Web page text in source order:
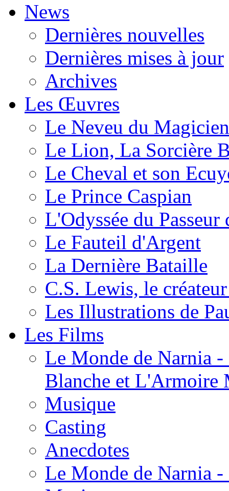
News
Dernières nouvelles
Dernières mises à jour
Archives
Les Œuvres
Le Neveu du Magicien
Le Lion, La Sorcière
Le Cheval et son
Le Prince Caspian
L'Odyssée du
Le Fauteil d'Argent
La Dernière Bataille
C.S. Lewis, le
Les Illustrations de
Les Films
Le Monde de Narnia
Blanche et L'Armoire
Musique
Casting
Anecdotes
Le Monde de Narnia